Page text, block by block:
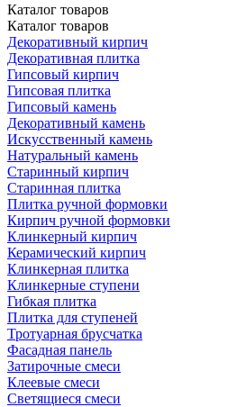
Каталог товаров
Каталог товаров
Декоративный кирпич
Декоративная плитка
Гипсовый кирпич
Гипсовая плитка
Гипсовый камень
Декоративный камень
Искусственный камень
Натуральный камень
Старинный кирпич
Старинная плитка
Плитка ручной формовки
Кирпич ручной формовки
Клинкерный кирпич
Керамический кирпич
Клинкерная плитка
Клинкерные ступени
Гибкая плитка
Плитка для ступеней
Тротуарная брусчатка
Фасадная панель
Затирочные смеси
Клеевые смеси
Светящиеся смеси